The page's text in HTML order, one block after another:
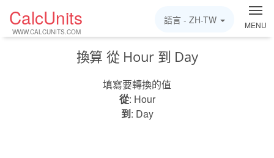
CalcUnits
WWW.CALCUNITS.COM
MENU
語言 - ZH-TW
換算 從 Hour 到 Day
填寫要轉換的值
從: Hour
到: Day